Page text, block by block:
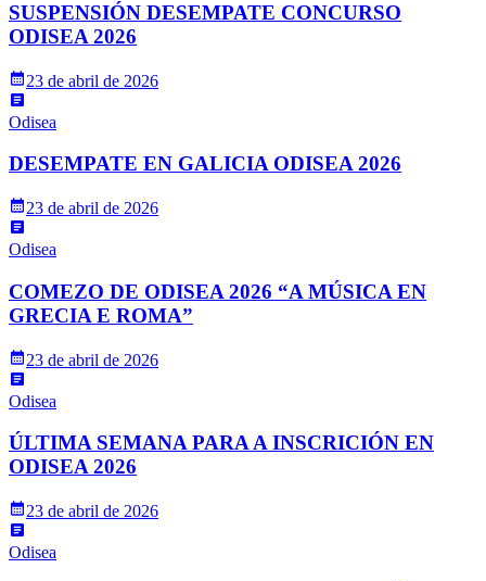
SUSPENSIÓN DESEMPATE CONCURSO
ODISEA 2026
23 de abril de 2026
Odisea
DESEMPATE EN GALICIA ODISEA 2026
23 de abril de 2026
Odisea
COMEZO DE ODISEA 2026 “A MÚSICA EN
GRECIA E ROMA”
23 de abril de 2026
Odisea
ÚLTIMA SEMANA PARA A INSCRICIÓN EN
ODISEA 2026
23 de abril de 2026
Odisea